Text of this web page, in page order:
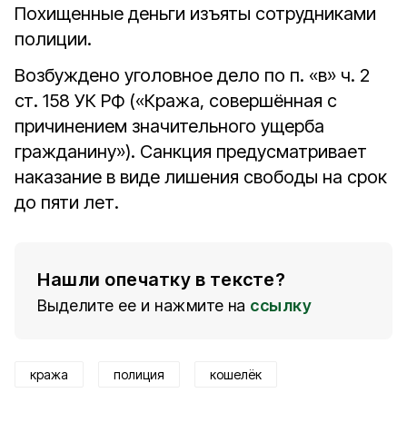
Похищенные деньги изъяты сотрудниками
полиции.
Возбуждено уголовное дело по п. «в» ч. 2
ст. 158 УК РФ («Кража, совершённая с
причинением значительного ущерба
гражданину»). Санкция предусматривает
наказание в виде лишения свободы на срок
до пяти лет.
Нашли опечатку в тексте?
Выделите ее и нажмите на ссылку
кража полиция кошелёк